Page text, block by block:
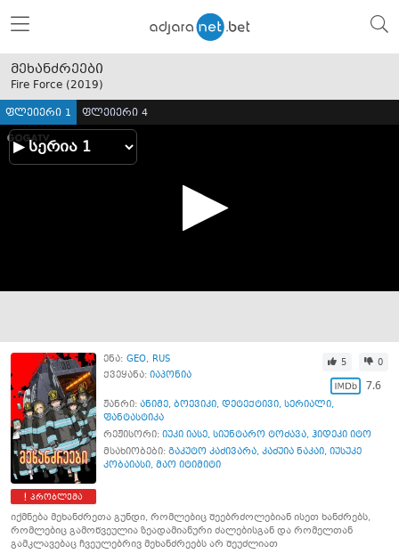
მეხანძრეები
Fire Force (2019)
ფლეიერი 1 ფლეიერი 4
პრობლემა
ენა: GEO RUS
ქვეყანა: იაპონია
5 0
7.6
ჟანრი: ანიმე, ბოევიკი, დეტექტივი, სერიალი,
ფანტასტიკა
რეჟისორი: იუკი იასე, სიუნტარო ტოძავა, ჰიდეკი იტო
მსახიობები: გაკუტო კაძივარა, კაძუია ნაკაი, იუსუკე
კობაიასი, მაო იტიმიტი
იქმნება მეხანძრეთა გუნდი, რომლებიც შეებრძოლებიან ისეთ ხანძრებს,
რომლებიც გამოწვეულია ზეადამიანური ძალებისგან და რომელთან
გამკლავებაც ჩვეულებრივ მეხანძრეებს არ შეუძლიათ